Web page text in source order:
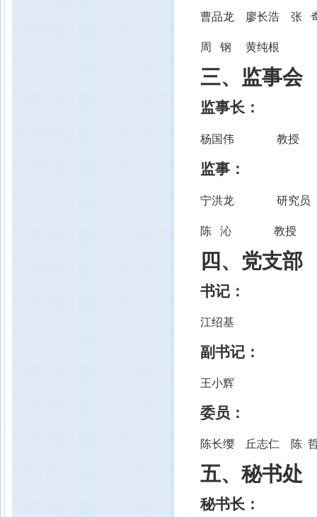
曹品龙 廖长浩 张
周 钢 黄纯根
三、 监事会
监事长：
杨国伟 教授
监事：
宁洪龙 研究员
陈 沁 教授
四、党支部
书记：
江绍基
副书记：
王小辉
委员 ：
陈长缨 丘志仁 陈
五、秘书处
秘书长：